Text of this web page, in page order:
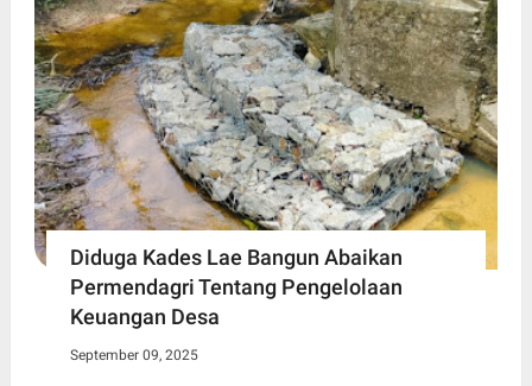
Diduga Kades Lae Bangun Abaikan
Permendagri Tentang Pengelolaan
Keuangan Desa
September 09, 2025